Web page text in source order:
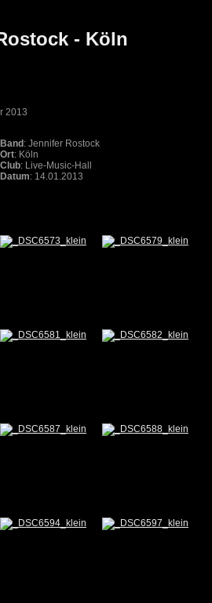
- Köln
2013
Band : Jennifer Rostock
Ort: Köln
Club: Live-Music-Hall
Datum: 14.01.2013